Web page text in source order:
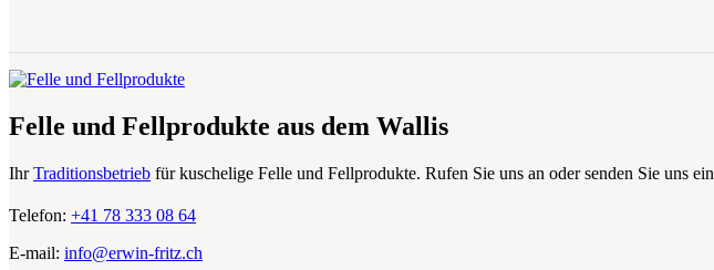
Felle und Fellprodukte aus dem Wallis
IhrTraditionsbetrieb für kuschelige Felle und Fellprodukte. Rufen Sie uns an oder senden Sie uns ein
Telefon: +41 78 333 08 64
E-mail: info@erwin-fritz.ch